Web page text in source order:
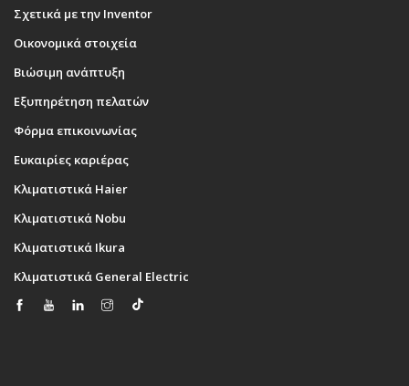
Σχετικά με την Inventor
Οικονομικά στοιχεία
Βιώσιμη ανάπτυξη
Εξυπηρέτηση πελατών
Φόρμα επικοινωνίας
Ευκαιρίες καριέρας
Κλιματιστικά Haier
Κλιματιστικά Nobu
Κλιματιστικά Ikura
Κλιματιστικά General Electric